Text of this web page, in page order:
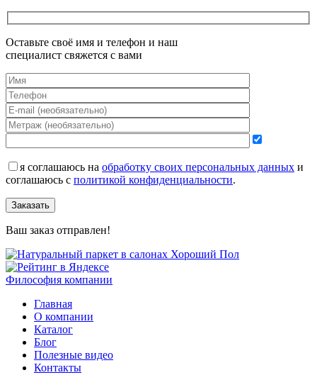
Оставьте своё имя и телефон и наш
специалист свяжется с вами
я соглашаюсь на обработку своих персональных данных и
соглашаюсь с политикой конфиденциальности.
Заказать
Ваш заказ отправлен!
Философия компании
Главная
О компании
Каталог
Блог
Полезные видео
Контакты